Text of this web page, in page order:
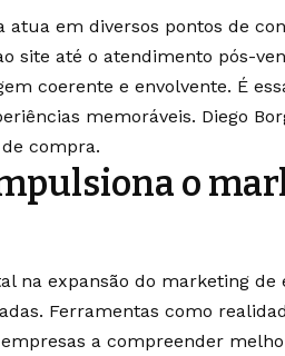
em diversos pontos de
site até o atendimento pós-
coerente e envolvente. É
memoráveis. Diego
compra.
o
na expansão do marketing de
Ferramentas como
a compreender